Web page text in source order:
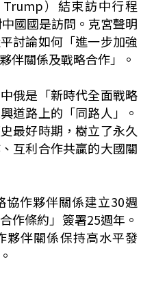
）結束訪中行程
國國是訪問。克宮聲明
討論如何「進一步加強
伴關係及戰略合作」。
俄是「新時代全面戰略
道路上的「同路人」。
最好時期，樹立了永久
互利合作共贏的大國關
作夥伴關係建立30週
作條約」簽署25週年。
夥伴關係保持高水平發